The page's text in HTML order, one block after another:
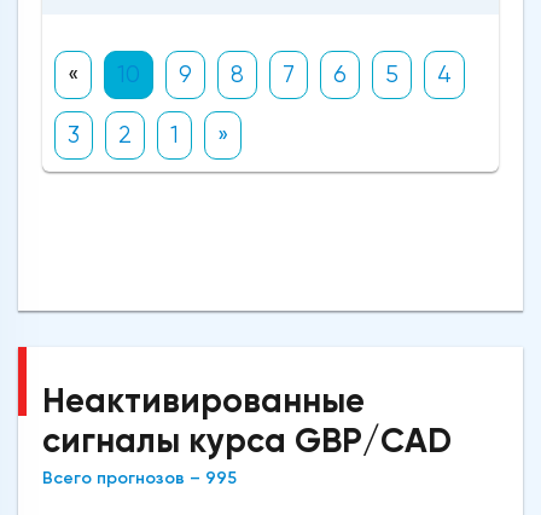
« 10 9 8 7 6 5 4
3 2 1 »
Неактивированные
сигналы курса GBP/CAD
Всего прогнозов – 995